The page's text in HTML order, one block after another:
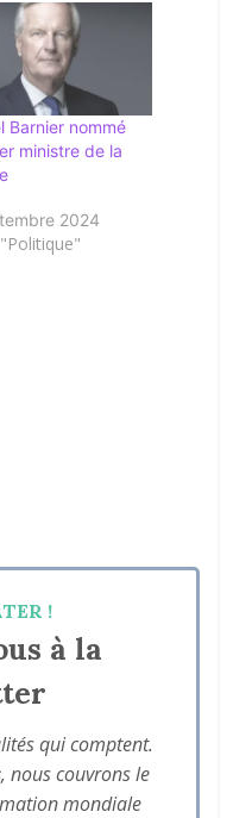
Barnier nommé
ministre de la
2024
!
à la
qui comptent.
, nous couvrons le
mondiale